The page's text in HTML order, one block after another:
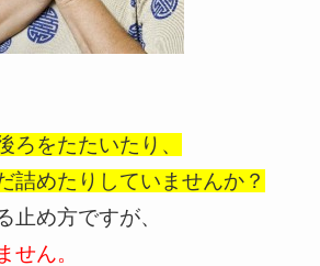
ろをたたいたり、
詰めたりしていませんか？
止め方ですが、
せん。